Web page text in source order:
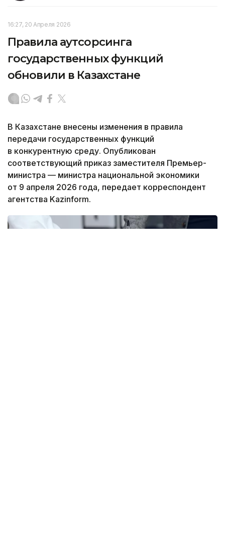
16:27, 20 Апреля 2026
Правила аутсорсинга
государственных функций
обновили в Казахстане
В Казахстане внесены изменения в правила
передачи государственных функций
в конкурентную среду. Опубликован
соответствующий приказ заместителя Премьер-
министра — министра национальной экономики
от 9 апреля 2026 года, передает корреспондент
агентства Kazinform.